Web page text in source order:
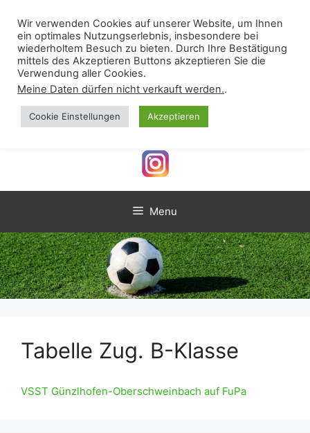
content
VSST Günzlhofen-
Oberschweinbach e.V.
Verein für Sport, Spiel und Tanz
Menu
Tabelle Zug. B-Klasse
VSST Günzlhofen-Oberschweinbach auf FuPa
Wir verwenden Cookies auf unserer Website, um Ihnen
ein optimales Nutzungserlebnis, insbesondere bei
wiederholtem Besuch zu bieten. Durch Ihre Bestätigung
mittels des Akzeptieren Buttons akzeptieren Sie die
Verwendung aller Cookies.
Meine Daten dürfen nicht verkauft werden..
Cookie Einstellungen Akzeptieren